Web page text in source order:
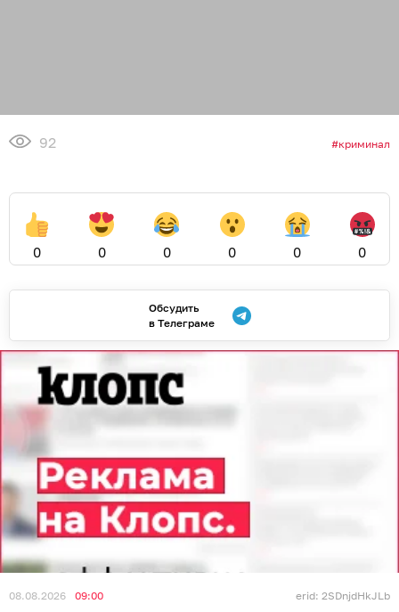
92 криминал
0 0 0 0 0 0
Обсудить
в Телеграме
08.08.2026 09:00 erid: 2SDnjdHkJLb